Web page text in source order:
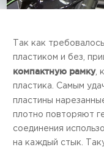
Так как
пластиком и без,
компактную рамку,
пластика. Самым
пластины
плотно повторяют
соединения
на каждый стык.